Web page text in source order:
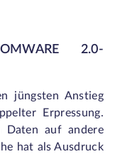
2.0-
jüngsten Anstieg
Erpressung.
Daten auf andere
hat als Ausdruck